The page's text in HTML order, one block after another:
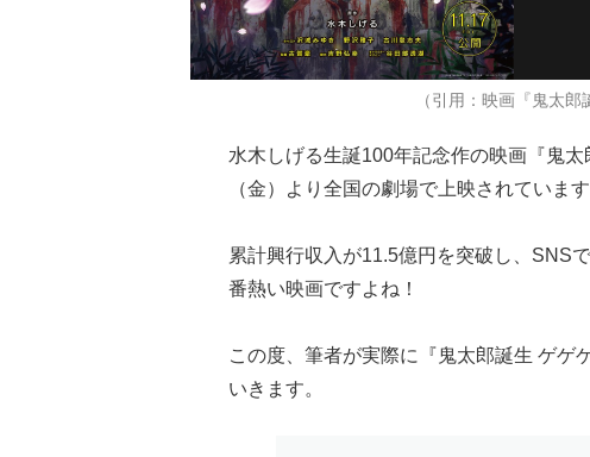
（引用：映画『鬼太郎
水木しげる生誕100年記念作の映画『鬼
（金）より全国の劇場で上映されています
累計興行収入が11.5億円を突破し、SNS
番熱い映画ですよね！
この度、筆者が実際に『鬼太郎誕生 ゲゲ
いきます。